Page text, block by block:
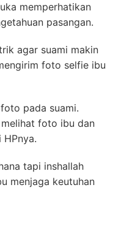
memperhatikan
pasangan.
agar suami makin
foto selfie ibu
pada suami.
foto ibu dan
tapi inshallah
menjaga keutuhan